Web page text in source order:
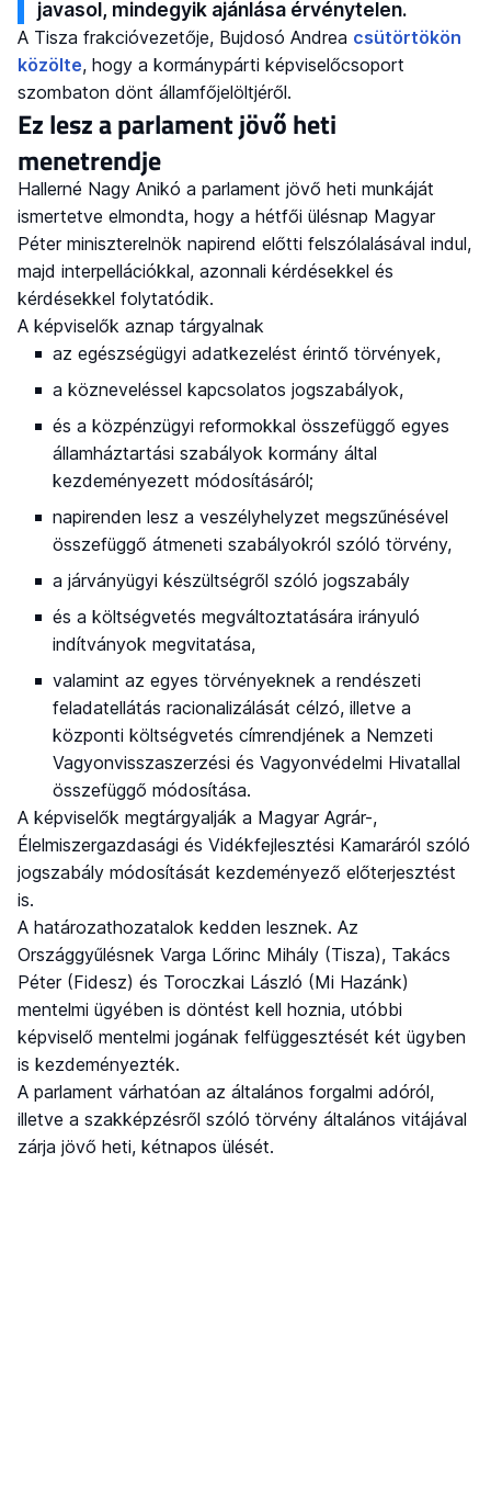
javasol, mindegyik ajánlása érvénytelen.
A Tisza frakcióvezetője, Bujdosó Andrea csütörtökön
közölte, hogy a kormánypárti képviselőcsoport
szombaton dönt államfőjelöltjéről.
Ez lesz a parlament jövő heti
menetrendje
Hallerné Nagy Anikó a parlament jövő heti munkáját
ismertetve elmondta, hogy a hétfői ülésnap Magyar
Péter miniszterelnök napirend előtti felszólalásával indul,
majd interpellációkkal, azonnali kérdésekkel és
kérdésekkel folytatódik.
A képviselők aznap tárgyalnak
az egészségügyi adatkezelést érintő törvények,
a közneveléssel kapcsolatos jogszabályok,
és a közpénzügyi reformokkal összefüggő egyes
államháztartási szabályok kormány által
kezdeményezett módosításáról;
napirenden lesz a veszélyhelyzet megszűnésével
összefüggő átmeneti szabályokról szóló törvény,
a járványügyi készültségről szóló jogszabály
és a költségvetés megváltoztatására irányuló
indítványok megvitatása,
valamint az egyes törvényeknek a rendészeti
feladatellátás racionalizálását célzó, illetve a
központi költségvetés címrendjének a Nemzeti
Vagyonvisszaszerzési és Vagyonvédelmi Hivatallal
összefüggő módosítása.
A képviselők megtárgyalják a Magyar Agrár-,
Élelmiszergazdasági és Vidékfejlesztési Kamaráról szóló
jogszabály módosítását kezdeményező előterjesztést
is.
A határozathozatalok kedden lesznek. Az
Országgyűlésnek Varga Lőrinc Mihály (Tisza), Takács
Péter (Fidesz) és Toroczkai László (Mi Hazánk)
mentelmi ügyében is döntést kell hoznia, utóbbi
képviselő mentelmi jogának felfüggesztését két ügyben
is kezdeményezték.
A parlament várhatóan az általános forgalmi adóról,
illetve a szakképzésről szóló törvény általános vitájával
zárja jövő heti, kétnapos ülését.